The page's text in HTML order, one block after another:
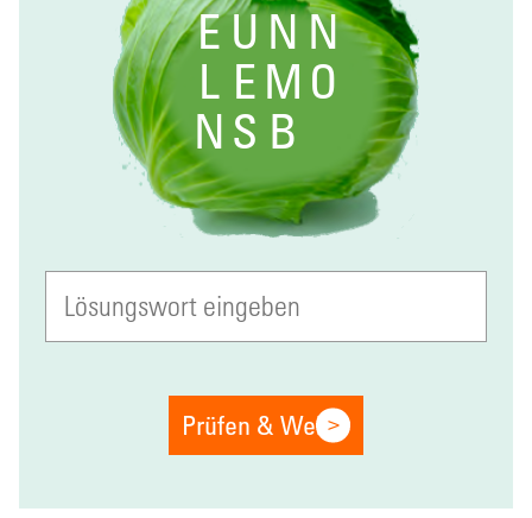
EUNN
L E M O
N S B
Prüfen & Weiter